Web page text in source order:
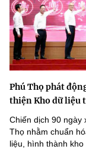
Phú Thọ phát
thiện Kho dữ liệu
Chiến dịch 90 ngày
Thọ nhằm chuẩn
liệu, hình thành kho